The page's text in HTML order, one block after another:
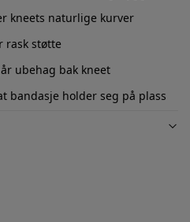
kneets naturlige kurver
rask støtte
ubehag bak kneet
bandasje holder seg på plass